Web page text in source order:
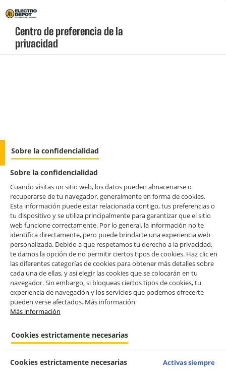
Envio Gratis +99€ y Recogida Gratis en tienda 1h
Menú
login-
Horno integrable multifunción 72L blanco
BEKO BBIE18300W
Centro de preferencia de la
privacidad
Sobre la confidencialidad
Sobre la confidencialidad
Cuando visitas un sitio web, los datos pueden almacenarse o
recuperarse de tu navegador, generalmente en forma de cookies.
Esta información puede estar relacionada contigo, tus preferencias o
tu dispositivo y se utiliza principalmente para garantizar que el sitio
web funcione correctamente. Por lo general, la información no te
identifica directamente, pero puede brindarte una experiencia web
personalizada. Debido a que respetamos tu derecho a la privacidad,
te damos la opción de no permitir ciertos tipos de cookies. Haz clic en
las diferentes categorías de cookies para obtener más detalles sobre
cada una de ellas, y así elegir las cookies que se colocarán en tu
navegador. Sin embargo, si bloqueas ciertos tipos de cookies, tu
experiencia de navegación y los servicios que podemos ofrecerte
pueden verse afectados. Más información
Más información
Cookies estrictamente necesarias
Cookies estrictamente necesarias
Activas siempre